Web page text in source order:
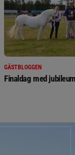
GÄSTBLOGGEN
Finaldag med